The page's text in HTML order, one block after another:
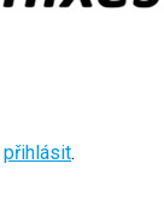
přihlásit.